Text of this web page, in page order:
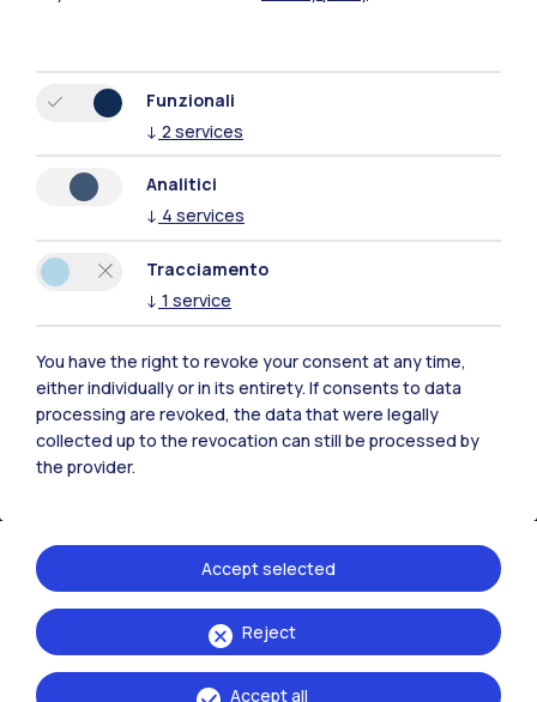
Xi'an
Naviga il sito
Contattaci
Politecnico di Milano, Piazza Leonardo da Vinci 32, 20133 Milano | P.IVA
04376620151 - C.F. 80057930150
Funzionali
↓ 2 services
Analitici
↓ 4 services
Tracciamento
↓ 1 service
You have the right to revoke your consent at any time,
either individually or in its entirety. If consents to data
processing are revoked, the data that were legally
collected up to the revocation can still be processed by
the provider.
Reject
Accept selected
Accept all